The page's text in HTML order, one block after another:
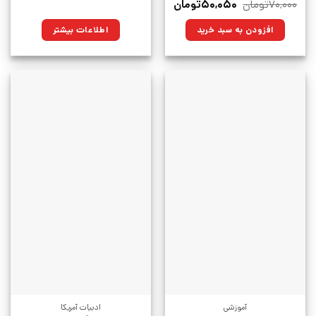
۷۰,۰۰۰تومان قیمت
۷۰,۰۰۰تومان
بود.
۵۰,۰۵۰تومان
افزودن به سبد خرید اطلاعات بیشتر
آموزشی ادبیات آمریکا